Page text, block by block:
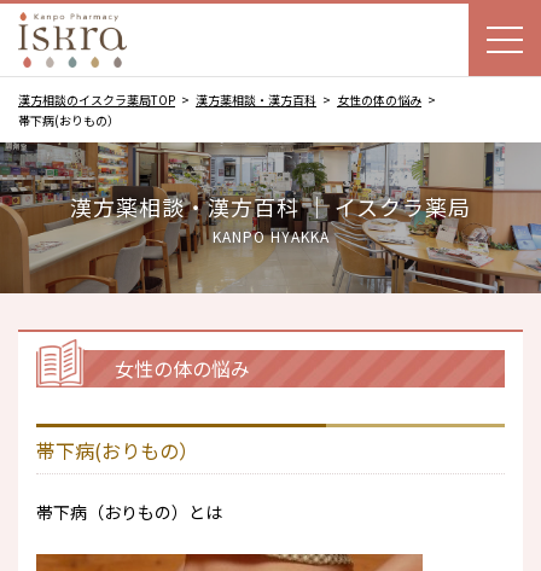
漢方相談のイスクラ薬局TOP 漢方薬相談・漢方百科
女性の体の悩み
帯下病(おりもの）
漢方薬相談・漢方百科 ｜ イスクラ薬局
KANPO HYAKKA
女性の体の悩み
帯下病(おりもの）
帯下病（おりもの）とは